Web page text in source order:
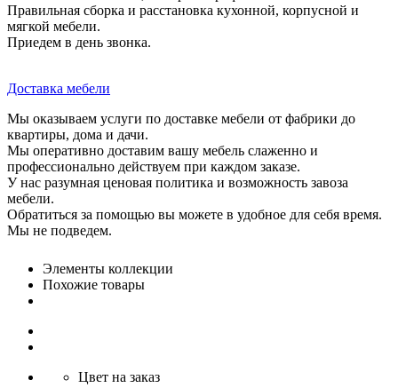
Правильная сборка и расстановка кухонной, корпусной и
мягкой мебели.
Приедем в день звонка.
Доставка мебели
Мы оказываем услуги по доставке мебели от фабрики до
квартиры, дома и дачи.
Мы оперативно доставим вашу мебель слаженно и
профессионально действуем при каждом заказе.
У нас разумная ценовая политика и возможность завоза
мебели.
Обратиться за помощью вы можете в удобное для себя время.
Мы не подведем.
Элементы коллекции
Похожие товары
Цвет на заказ